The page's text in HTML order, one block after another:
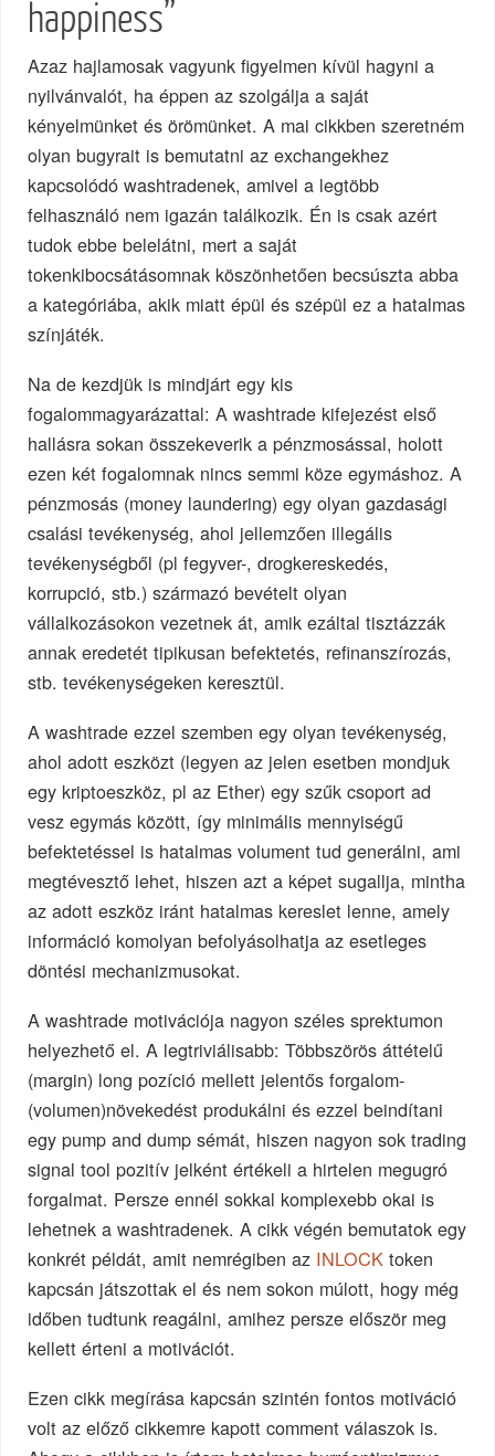
happiness”
Azaz hajlamosak vagyunk figyelmen kívül hagyni a
nyilvánvalót, ha éppen az szolgálja a saját
kényelmünket és örömünket. A mai cikkben szeretném
olyan bugyrait is bemutatni az exchangekhez
kapcsolódó washtradenek, amivel a legtöbb
felhasználó nem igazán találkozik. Én is csak azért
tudok ebbe belelátni, mert a saját
tokenkibocsátásomnak köszönhetően becsúszta abba
a kategóriába, akik miatt épül és szépül ez a hatalmas
színjáték.
Na de kezdjük is mindjárt egy kis
fogalommagyarázattal: A washtrade kifejezést első
hallásra sokan összekeverik a pénzmosással, holott
ezen két fogalomnak nincs semmi köze egymáshoz. A
pénzmosás (money laundering) egy olyan gazdasági
csalási tevékenység, ahol jellemzően illegális
tevékenységből (pl fegyver-, drogkereskedés,
korrupció, stb.) származó bevételt olyan
vállalkozásokon vezetnek át, amik ezáltal tisztázzák
annak eredetét tipikusan befektetés, refinanszírozás,
stb. tevékenységeken keresztül.
A washtrade ezzel szemben egy olyan tevékenység,
ahol adott eszközt (legyen az jelen esetben mondjuk
egy kriptoeszköz, pl az Ether) egy szűk csoport ad
vesz egymás között, így minimális mennyiségű
befektetéssel is hatalmas volument tud generálni, ami
megtévesztő lehet, hiszen azt a képet sugallja, mintha
az adott eszköz iránt hatalmas kereslet lenne, amely
információ komolyan befolyásolhatja az esetleges
döntési mechanizmusokat.
A washtrade motivációja nagyon széles sprektumon
helyezhető el. A legtriviálisabb: Többszörös áttételű
(margin) long pozíció mellett jelentős forgalom-
(volumen)növekedést produkálni és ezzel beindítani
egy pump and dump sémát, hiszen nagyon sok trading
signal tool pozitív jelként értékeli a hirtelen megugró
forgalmat. Persze ennél sokkal komplexebb okai is
lehetnek a washtradenek. A cikk végén bemutatok egy
konkrét példát, amit nemrégiben az INLOCK token
kapcsán játszottak el és nem sokon múlott, hogy még
időben tudtunk reagálni, amihez persze először meg
kellett érteni a motivációt.
Ezen cikk megírása kapcsán szintén fontos motiváció
volt az előző cikkemre kapott comment válaszok is.